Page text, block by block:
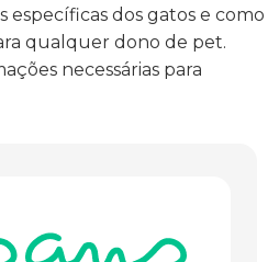
específicas dos gatos e como
qualquer dono de pet.
necessárias para